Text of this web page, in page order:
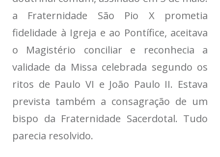
a Fraternidade São Pio X prometia
fidelidade à Igreja e ao Pontífice, aceitava
o Magistério conciliar e reconhecia a
validade da Missa celebrada segundo os
ritos de Paulo VI e João Paulo II. Estava
prevista também a consagração de um
bispo da Fraternidade Sacerdotal. Tudo
parecia resolvido.